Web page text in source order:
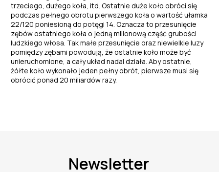
trzeciego, dużego koła, itd. Ostatnie duże koło obróci się
podczas pełnego obrotu pierwszego koła o wartość ułamka
22/120 poniesioną do potęgi 14. Oznacza to przesunięcie
zębów ostatniego koła o jedną milionową część grubości
ludzkiego włosa. Tak małe przesunięcie oraz niewielkie luzy
pomiędzy zębami powodują, że ostatnie koło może być
unieruchomione, a cały układ nadal działa. Aby ostatnie,
żółte koło wykonało jeden pełny obrót, pierwsze musi się
obrócić ponad 20 miliardów razy.
Newsletter